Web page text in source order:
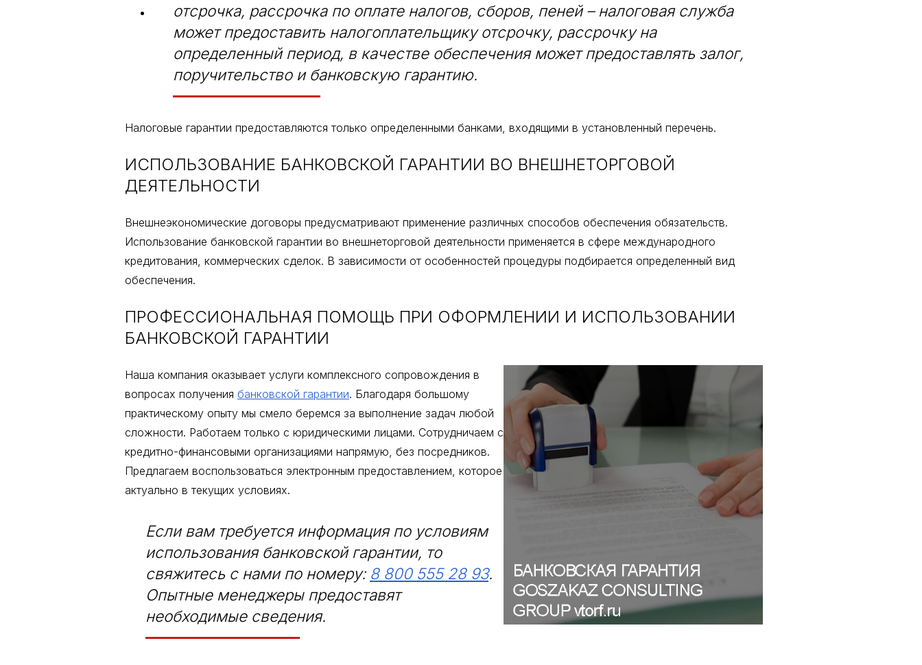
отсрочка, рассрочка по оплате налогов, сборов, пеней – налоговая служба
может предоставить налогоплательщику отсрочку, рассрочку на
определенный период, в качестве обеспечения может предоставлять залог,
поручительство и банковскую гарантию.
Налоговые гарантии предоставляются только определенными банками, входящими в установленный перечень.
ИСПОЛЬЗОВАНИЕ БАНКОВСКОЙ ГАРАНТИИ ВО ВНЕШНЕТОРГОВОЙ
ДЕЯТЕЛЬНОСТИ
Внешнеэкономические договоры предусматривают применение различных способов обеспечения обязательств.
Использование банковской гарантии во внешнеторговой деятельности применяется в сфере международного
кредитования, коммерческих сделок. В зависимости от особенностей процедуры подбирается определенный вид
обеспечения.
ПРОФЕССИОНАЛЬНАЯ ПОМОЩЬ ПРИ ОФОРМЛЕНИИ И ИСПОЛЬЗОВАНИИ
БАНКОВСКОЙ ГАРАНТИИ
Наша компания оказывает услуги комплексного сопровождения в
вопросах получения банковской гарантии. Благодаря большому
практическому опыту мы смело беремся за выполнение задач любой
сложности. Работаем только с юридическими лицами. Сотрудничаем с
кредитно-финансовыми организациями напрямую, без посредников.
Предлагаем воспользоваться электронным предоставлением, которое
актуально в текущих условиях.
Если вам требуется информация по условиям
использования банковской гарантии, то
свяжитесь с нами по номеру: 8 800 555 28 93.
Опытные менеджеры предоставят
необходимые сведения.